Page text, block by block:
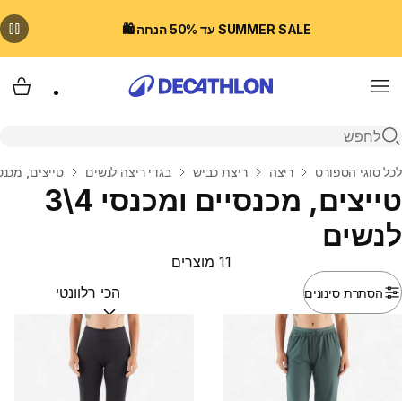
SUMMER SALE עד 50% הנחה 🛍️
Menu
פתיחת חיפוש
בית
לכל סוגי הספורט ריצה ריצת כביש בגדי ריצה לנשים טייצים,
טייצים, מכנסיים ומכנסי 4\3
לנשים
הסתרת סינונים
11 מוצרים
מיין לפי:(optional)